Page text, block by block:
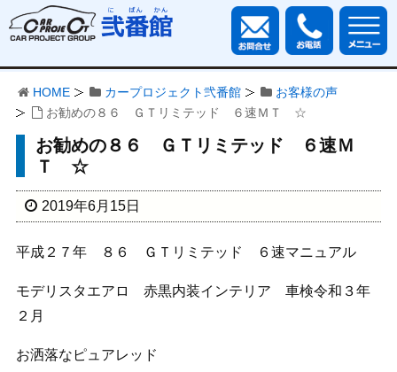
HOME カープロジェクト弐番館
お客様の声
お勧めの８６ ＧＴリミテッド ６速ＭＴ ☆
お勧めの８６ ＧＴリミテッド ６速Ｍ
Ｔ ☆
2019年6月15日
平成２７年 ８６ ＧＴリミテッド ６速マニュアル
モデリスタエアロ 赤黒内装インテリア 車検令和３年
２月
お洒落なピュアレッド